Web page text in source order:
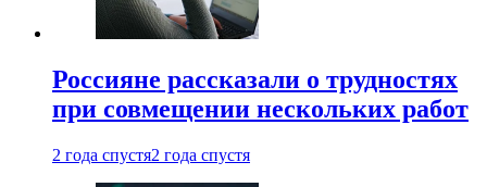
Россияне рассказали о трудностях
при совмещении нескольких работ
2 года спустя2 года спустя